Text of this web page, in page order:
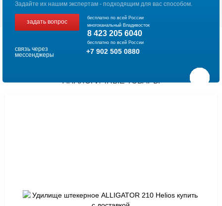
Задайте их нашим экспертам - подходящим для вас способом.
задать вопрос
бесплатно по всей России
многоканальный Владивосток
8 423 205 6040
бесплатно по всей России
связь через
мессенджеры
+7 902 505 0880
АНАЛОГИЧНЫЕ ТОВАРЫ